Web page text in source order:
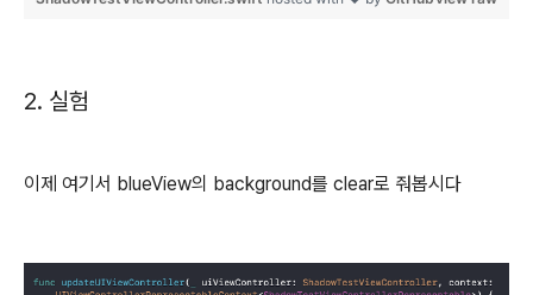
2. 실험
이제 여기서 blueView의 background를 clear로 줘봅시다